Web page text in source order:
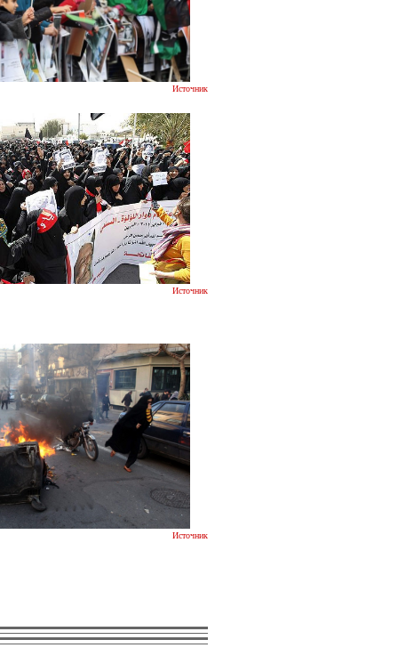
Источник
Источник
Источник